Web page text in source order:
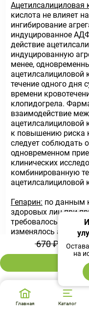
670 ₽
Ацетилсалициловая
кислота не влияет
ингибирование
индуцированное
действие
индуцированную
менее,
ацетилсалициловой
течение одного дня
времени
клопидогрела.
взаимодействие
ацетилсалициловой
к повышению риска
следует соблюдать
одновременном
клинических
комбинированную
ацетилсалициловой
Гепарин: по данным
здоровых лиц при
требовалось
изменялось
Одновременное
влияния на
клопидогрелом.
взаимодействие
приводящее к
кровотечения.
этих препаратов
Главная Каталог
на